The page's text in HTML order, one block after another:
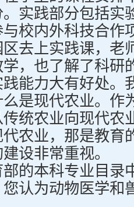
实践部分包括实
校内外科技合作
去上实践课，老
，也了解了科研
能力大有好处。
是现代农业。作
统农业向现代农
农业，那是教育
设非常重视。
本科专业目录
认为动物医学和